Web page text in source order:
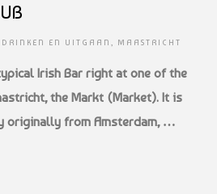
DRINKEN EN UITGAAN , MAASTRICHT
Irish Bar right at one of the
the Markt (Market). It is
originally from Amsterdam, …